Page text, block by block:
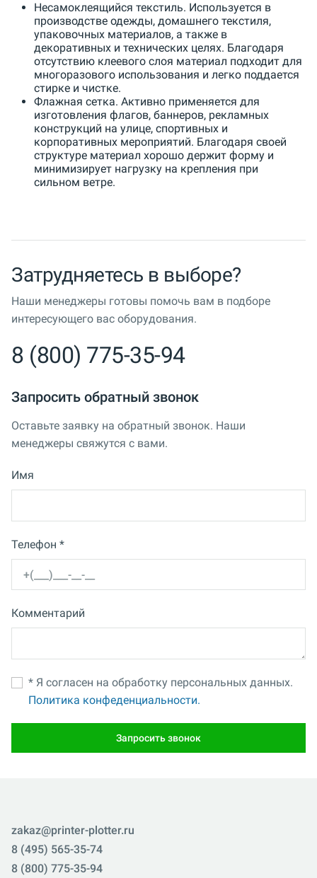
Несамоклеящийся текстиль. Используется в
производстве одежды, домашнего текстиля,
упаковочных материалов, а также в
декоративных и технических целях. Благодаря
отсутствию клеевого слоя материал подходит для
многоразового использования и легко поддается
стирке и чистке.
Флажная сетка. Активно применяется для
изготовления флагов, баннеров, рекламных
конструкций на улице, спортивных и
корпоративных мероприятий. Благодаря своей
структуре материал хорошо держит форму и
минимизирует нагрузку на крепления при
сильном ветре.
Затрудняетесь в выборе?
Наши менеджеры готовы помочь вам в подборе
интересующего вас оборудования.
8 (800) 775-35-94
Запросить обратный звонок
Оставьте заявку на обратный звонок. Наши
менеджеры свяжутся с вами.
Имя
Телефон *
Комментарий
* Я согласен на обработку персональных данных.
Политика конфеденциальности.
Запросить звонок
zakaz@printer-plotter.ru
8 (495) 565-35-74
8 (800) 775-35-94